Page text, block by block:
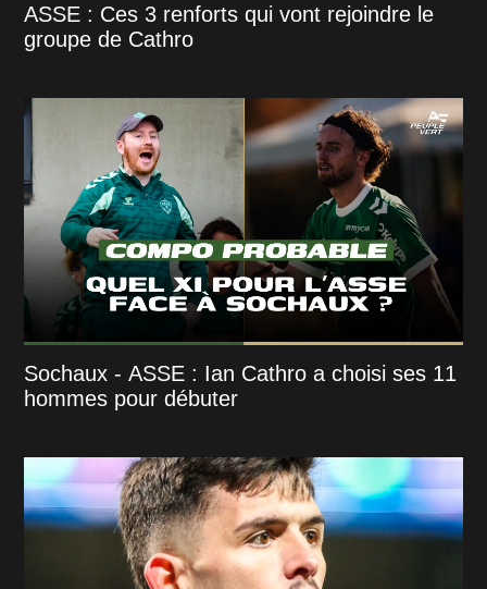
ASSE : Ces 3 renforts qui vont rejoindre le
groupe de Cathro
Sochaux - ASSE : Ian Cathro a choisi ses 11
hommes pour débuter